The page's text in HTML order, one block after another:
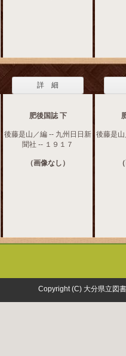
詳 細
肥後国誌 下
後藤是山／編 -- 九州日日新
聞社 -- １９１７
（画像なし）
後藤是
Copyright (C) 大分県立図